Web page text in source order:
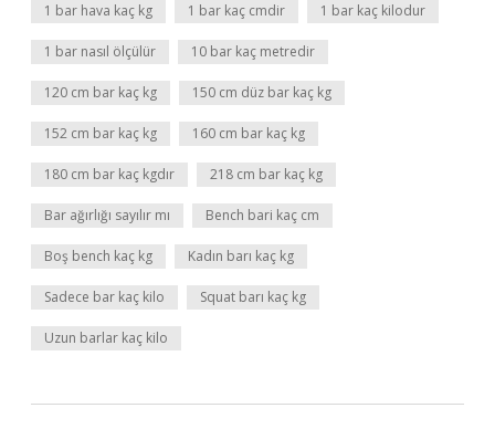
1 bar hava kaç kg 1 bar kaç cmdir 1 bar kaç kilodur
1 bar nasıl ölçülür 10 bar kaç metredir
120 cm bar kaç kg 150 cm düz bar kaç kg
152 cm bar kaç kg 160 cm bar kaç kg
180 cm bar kaç kgdır 218 cm bar kaç kg
Bar ağırlığı sayılır mı Bench bari kaç cm
Boş bench kaç kg Kadın barı kaç kg
Sadece bar kaç kilo Squat barı kaç kg
Uzun barlar kaç kilo